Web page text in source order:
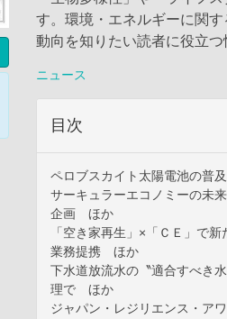
す。環境・エネルギーに関
動向を知りたい読者に役立つ
ニュース
目次
ペロブスカイト太陽電池の
サーキュラーエコノミーの未
企画 ほか
「空き家再生」×「ＣＥ」で
業務提携 ほか
下水道放流水の〝適合すべき
理で ほか
ジャパン・レジリエンス・ア